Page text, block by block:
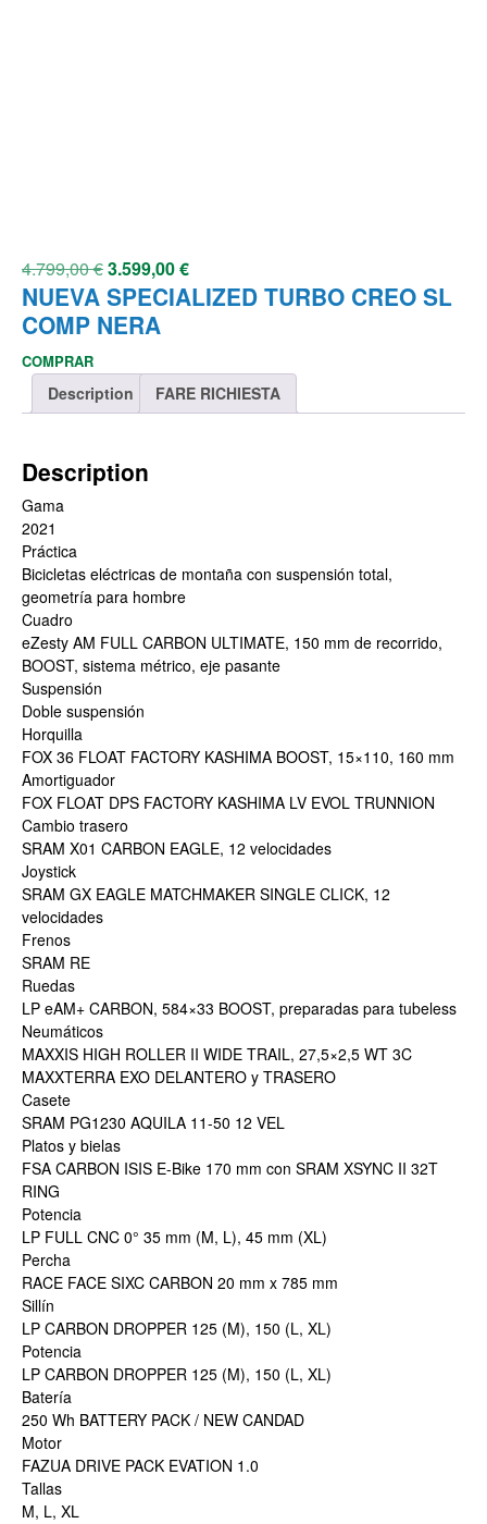
4.799,00€3.599,00€
NUEVA SPECIALIZED TURBO CREO SL
COMP NERA
COMPRAR
Description FARE RICHIESTA
Description
Gama
2021
Práctica
Bicicletas eléctricas de montaña con suspensión total,
geometría para hombre
Cuadro
eZesty AM FULL CARBON ULTIMATE, 150 mm de recorrido,
BOOST, sistema métrico, eje pasante
Suspensión
Doble suspensión
Horquilla
FOX 36 FLOAT FACTORY KASHIMA BOOST, 15×110, 160 mm
Amortiguador
FOX FLOAT DPS FACTORY KASHIMA LV EVOL TRUNNION
Cambio trasero
SRAM X01 CARBON EAGLE, 12 velocidades
Joystick
SRAM GX EAGLE MATCHMAKER SINGLE CLICK, 12
velocidades
Frenos
SRAM RE
Ruedas
LP eAM+ CARBON, 584×33 BOOST, preparadas para tubeless
Neumáticos
MAXXIS HIGH ROLLER II WIDE TRAIL, 27,5×2,5 WT 3C
MAXXTERRA EXO DELANTERO y TRASERO
Casete
SRAM PG1230 AQUILA 11-50 12 VEL
Platos y bielas
FSA CARBON ISIS E-Bike 170 mm con SRAM XSYNC II 32T
RING
Potencia
LP FULL CNC 0° 35 mm (M, L), 45 mm (XL)
Percha
RACE FACE SIXC CARBON 20 mm x 785 mm
Sillín
LP CARBON DROPPER 125 (M), 150 (L, XL)
Potencia
LP CARBON DROPPER 125 (M), 150 (L, XL)
Batería
250 Wh BATTERY PACK / NEW CANDAD
Motor
FAZUA DRIVE PACK EVATION 1.0
Tallas
M, L, XL